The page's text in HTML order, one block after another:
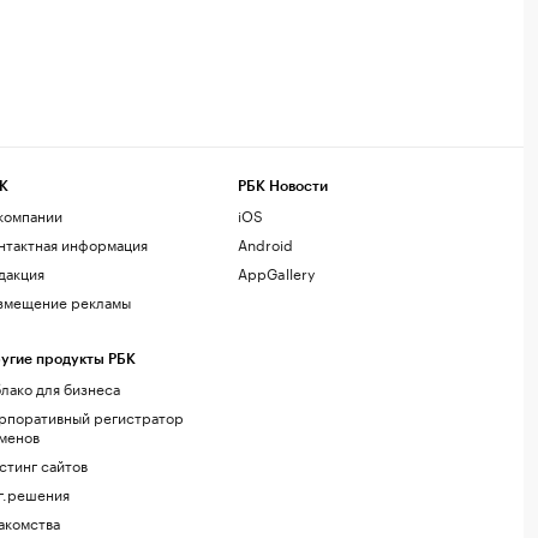
информация
рекламы
продукты РБК
для бизнеса
регистратор
сайтов
РБК Новости
iOS
Android
AppGallery